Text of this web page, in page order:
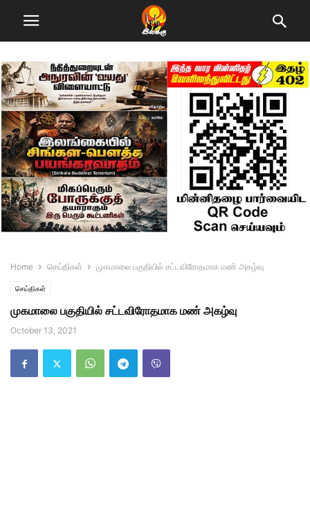
Home செய்திகள் முகமாலை பகுதியில் சட்டவிரோதமாக மண் அகழ்வு
செய்திகள்
முகமாலை பகுதியில் சட்டவிரோதமாக மண் அகழ்வு
October 13, 2021